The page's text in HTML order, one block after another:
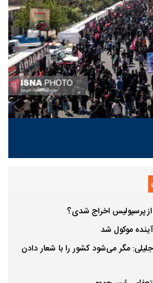
از پرسپولیس اخراج شدی؟
موکول شد
مگر می‌شود کشور را با شعار دادن